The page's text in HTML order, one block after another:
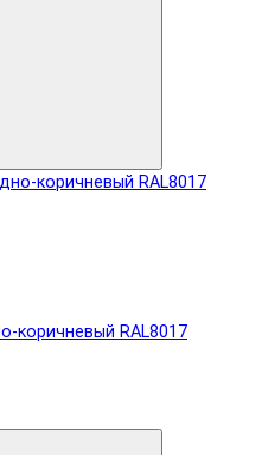
коричневый RAL8017